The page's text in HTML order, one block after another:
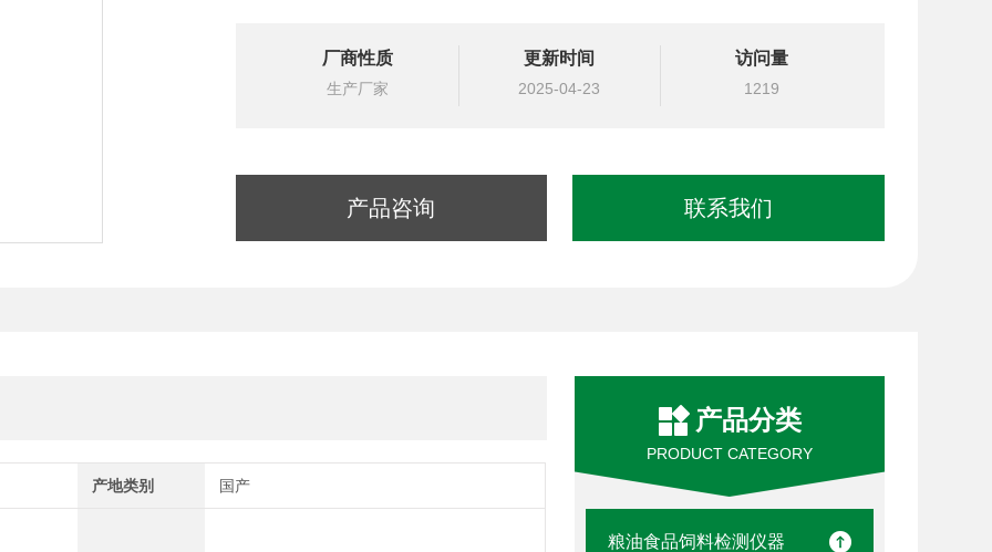
厂商性质
生产厂家
更新时间
2025-04-23
访问量
1219
产品咨询 联系我们
产品分类
PRODUCT CATEGORY
粮油食品饲料检测仪器
产地类别 国产